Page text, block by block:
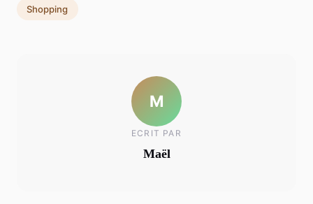
Shopping
M
ECRIT PAR
Maël